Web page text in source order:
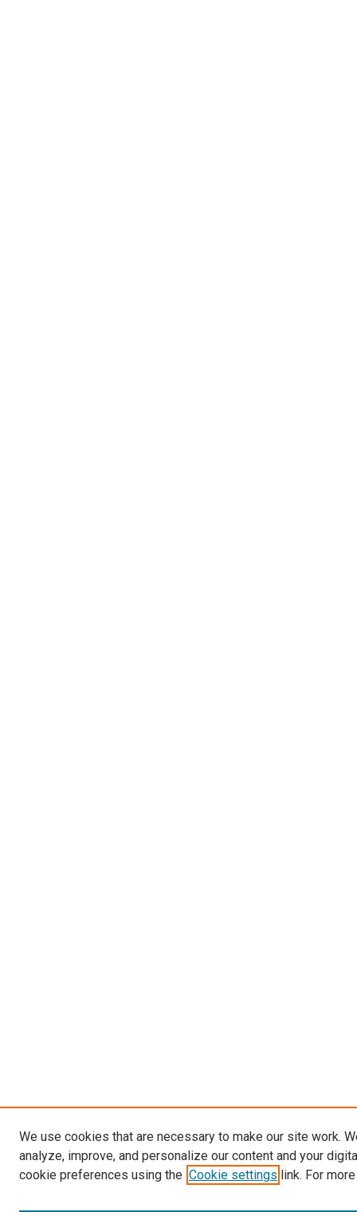
We use cookies that are necessary to make our site work.
analyze, improve, and personalize our content and your
cookie preferences using the Cookie settings link. For